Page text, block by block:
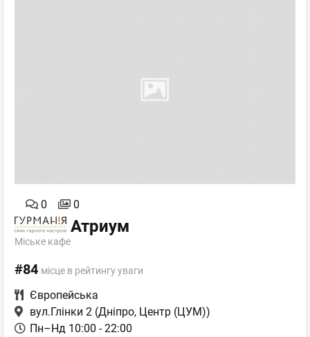
0 0
Атриум
Міське кафе
#84 місце в рейтингу уваги
Європейська
вул.Глінки 2 (Дніпро, Центр (ЦУМ))
Пн–Нд 10:00 - 22:00